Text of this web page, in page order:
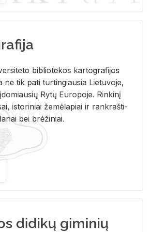
bi­b­lio­te­kos kar­to­gra­fi­jos
ne tik pati tur­tin­giau­sia Lie­tu­vo­je,
Rytų Eu­ro­po­je. Rin­ki­nį
is­to­ri­niai že­mė­la­piai ir rank­raš­ti­
bei brė­ži­niai.
didikų giminių